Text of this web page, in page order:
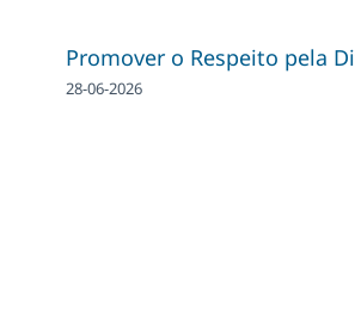
Promover o Respeito pela
28-06-2026